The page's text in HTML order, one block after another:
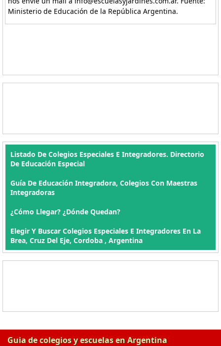
Ministerio de Educación de la República Argentina.
Listado De Colegios Especiales E Integradores. Directorio
De Educación Especial
Guía De Educación Integradora, Colegios Con Maestras
Integradoras
¿Cómo Llegar? ¿Dónde Quedan?
Elegir Y Buscar Colegios Especiales E Integradores En La
Brea, Cruz Del Eje, Cordoba , Argentina
Guia de colegios y escuelas en Argentina